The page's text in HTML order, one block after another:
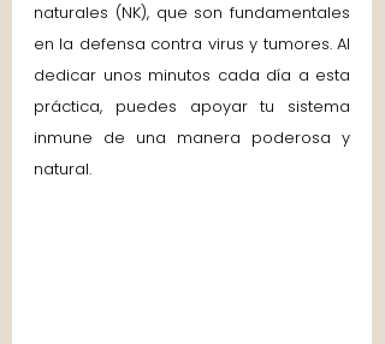
naturales (NK), que son fundamentales
en la defensa contra virus y tumores. Al
dedicar unos minutos cada día a esta
práctica, puedes apoyar tu sistema
inmune de una manera poderosa y
natural.